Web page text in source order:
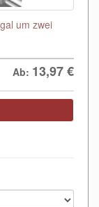
um zwei
Ab: 13,97€